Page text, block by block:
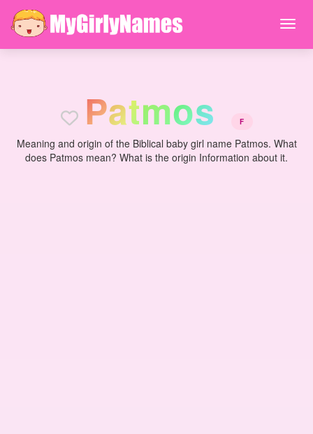
Patmos F
Meaning and origin of the Biblical baby girl name Patmos. What
does Patmos mean? What is the origin Information about it.